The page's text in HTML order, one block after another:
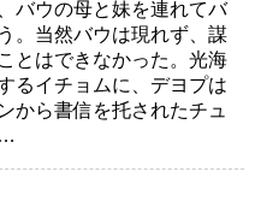
バウの母と妹を連れてバ
。当然バウは現れず、謀
とはできなかった。光海
るイチョムに、デヨプは
から書信を托されたチュ